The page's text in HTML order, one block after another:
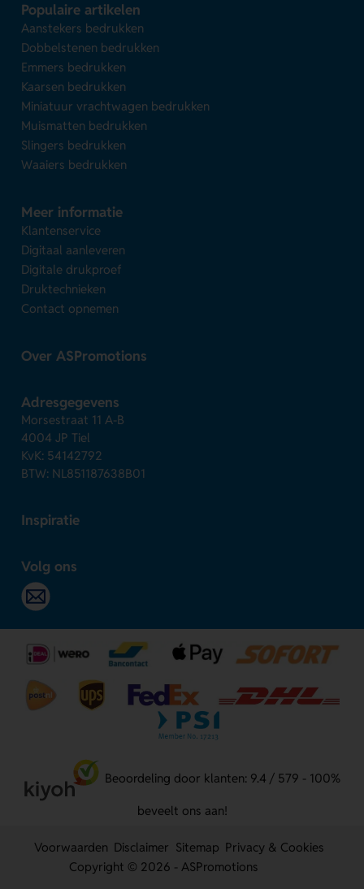
Populaire artikelen
Aanstekers bedrukken
Dobbelstenen bedrukken
Emmers bedrukken
Kaarsen bedrukken
Miniatuur vrachtwagen bedrukken
Muismatten bedrukken
Slingers bedrukken
Waaiers bedrukken
Meer informatie
Klantenservice
Digitaal aanleveren
Digitale drukproef
Druktechnieken
Contact opnemen
Over ASPromotions
Adresgegevens
Morsestraat 11 A-B
4004 JP Tiel
KvK: 54142792
BTW: NL851187638B01
Inspiratie
Volg ons
Beoordeling door klanten: 9.4 / 579 - 100%
beveelt ons aan!
Voorwaarden Disclaimer Sitemap Privacy & Cookies
Copyright © 2026 - ASPromotions